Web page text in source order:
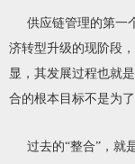
供应链管理的第一
济转型升级的现阶段
显，其发展过程也就
合的根本目标不是为
过去的“整合”，就